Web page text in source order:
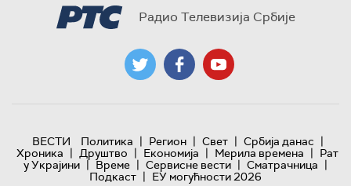
Радио Телевизија Србије
ВЕСТИ Политика | Регион | Свет | Србија данас |
Хроника | Друштво | Економија | Мерила времена | Рат
у Украјини | Време | Сервисне вести | Сматрачница |
Подкаст | ЕУ могућности 2026